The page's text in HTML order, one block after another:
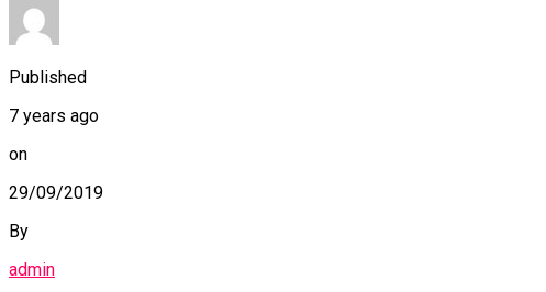
Published
7 years ago
on
29/09/2019
By
admin